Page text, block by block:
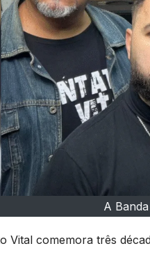
A
Vital comemora três